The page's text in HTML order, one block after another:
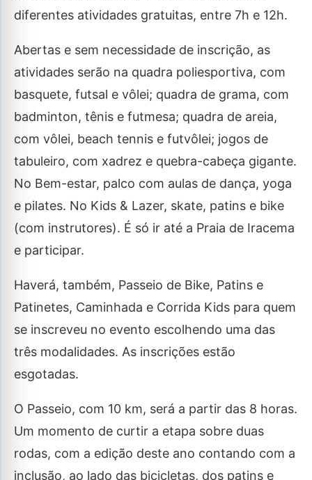
diferentes atividades gratuitas, entre 7h e 12h.
Abertas e sem necessidade de inscrição, as
atividades serão na quadra poliesportiva, com
basquete, futsal e vôlei; quadra de grama, com
badminton, tênis e futmesa; quadra de areia,
com vôlei, beach tennis e futvôlei; jogos de
tabuleiro, com xadrez e quebra-cabeça gigante.
No Bem-estar, palco com aulas de dança, yoga
e pilates. No Kids & Lazer, skate, patins e bike
(com instrutores). É só ir até a Praia de Iracema
e participar.
Haverá, também, Passeio de Bike, Patins e
Patinetes, Caminhada e Corrida Kids para quem
se inscreveu no evento escolhendo uma das
três modalidades. As inscrições estão
esgotadas.
O Passeio, com 10 km, será a partir das 8 horas.
Um momento de curtir a etapa sobre duas
rodas, com a edição deste ano contando com a
inclusão, ao lado das bicicletas, dos patins e